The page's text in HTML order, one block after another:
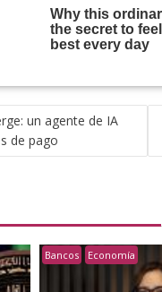
un agente de IA
de pago
Bancos Economía